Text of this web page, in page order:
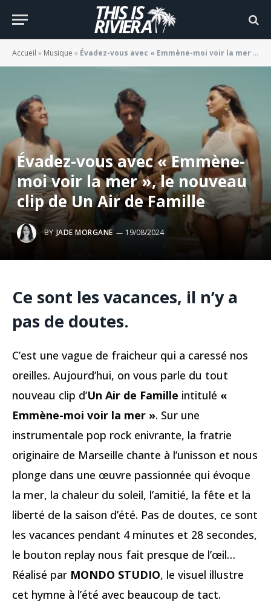
Accueil » Musique » Évadez-vous avec « Emmène-moi voir la mer », le nouveau clip de Un Air de Famille
Évadez-vous avec « Emmène-
moi voir la mer », le nouveau
clip de Un Air de Famille
BY JADE MORGANE 19/08/2024
Ce sont les vacances, il n’y a
pas de doutes.
C’est une vague de fraicheur qui a caressé nos
oreilles. Aujourd’hui, on vous parle du tout
nouveau clip d’Un Air de Famille intitulé «
Emmène-moi voir la mer ». Sur une
instrumentale pop rock enivrante, la fratrie
originaire de Marseille chante à l’unisson et nous
plonge dans une œuvre passionnée qui évoque
la mer, la chaleur du soleil, l’amitié, la fête et la
liberté de la saison d’été. Pas de doutes, ce sont
les vacances pendant 4 minutes et 28 secondes,
le bouton replay nous fait presque de l’œil…
Réalisé par MONDO STUDIO, le visuel illustre
cet hymne à l’été avec beaucoup de tact.